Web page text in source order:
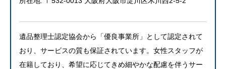
遺品整理士認定協会から「優良事業所」として認定されて
おり、サービスの質も保証されています。女性スタッフが
在籍しており、希望に応じてきめ細やかな配慮を伴うサー